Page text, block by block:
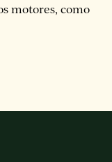
motores, como